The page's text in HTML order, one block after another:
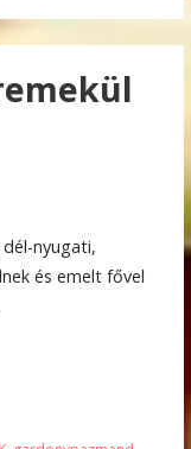
nyugati,
és emelt fővel